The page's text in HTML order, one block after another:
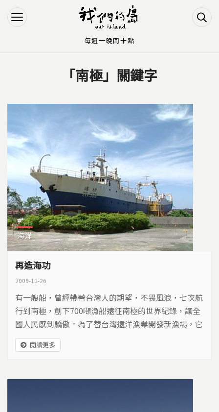
Jump to Navigation
Jump to Main content
「南極」關鍵字
海洋
再造海功
2009-10-26
有一艘船，曾經帶著台灣人的期望，不畏風浪，七次航
行到南極，創下700噸漁船遠征南極的世界紀錄，讓全
國人民感到驕傲。為了替台灣遠洋漁業開發新漁場，它
出航世界各地53次，航行15萬海浬，相當於繞行地球
七圈，替台灣漁業締造了光輝歲月。曾幾何時，藍白色
也不能出航，任由雨水侵蝕出一條又一條的鏽痕。終於
閱讀更多
每週一晚間十點